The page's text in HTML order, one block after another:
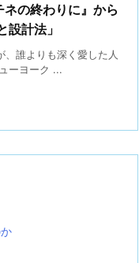
ネの終わりに』から
設計法」
、誰よりも深く愛した人
ーヨーク ...